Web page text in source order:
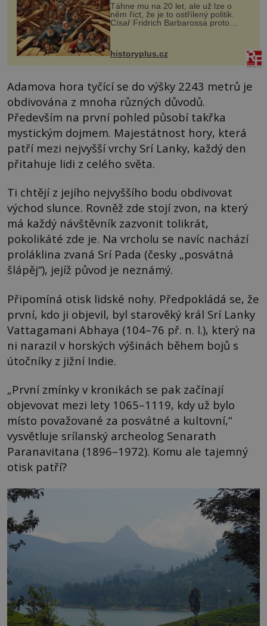
Táhne mu na 20 let, ale už lze o
něm říct, že je to ostřílený politik.
Císař Fridrich Barbarossa proto
posílá svého syna a dědice Jindřicha
VI. do Erfurtu, aby se stal
prostředníkem při řešení sporu m...
historyplus.cz
Adamova hora tyčící se do výšky 2243 metrů je
obdivována z mnoha různých důvodů.
Především na první pohled působí takřka
mystickým dojmem. Majestátnost hory, která
patří mezi nejvyšší vrchy Srí Lanky, každý den
přitahuje lidi z celého světa.
Ti chtějí z jejího nejvyššího bodu obdivovat
východ slunce. Rovněž zde stojí zvon, na který
má každý návštěvník zazvonit tolikrát,
pokolikáté zde je. Na vrcholu se navíc nachází
proláklina zvaná Srí Pada (česky „posvátná
šlápěj“), jejíž původ je neznámý.
Připomíná otisk lidské nohy. Předpokládá se, že
první, kdo ji objevil, byl starověký král Srí Lanky
Vattagamani Abhaya (104–76 př. n. l.), který na
ni narazil v horských výšinách během bojů s
útočníky z jižní Indie.
„První zmínky v kronikách se pak začínají
objevovat mezi lety 1065–1119, kdy už bylo
místo považované za posvátné a kultovní,“
vysvětluje srílanský archeolog Senarath
Paranavitana (1896–1972). Komu ale tajemný
otisk patří?